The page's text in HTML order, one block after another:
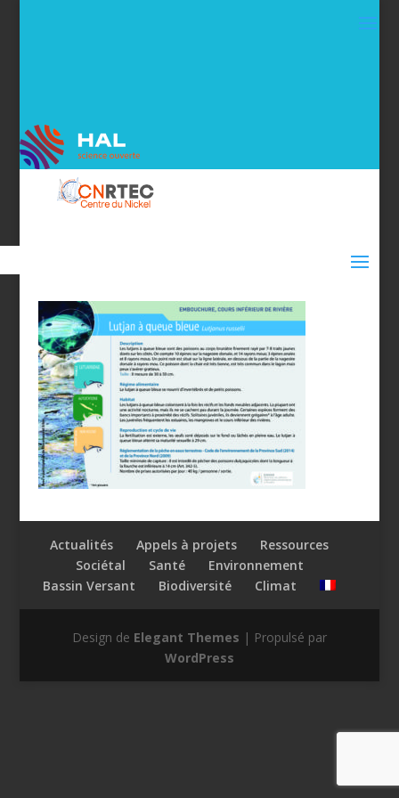
Actualités Appels à projets
Ressources
Sociétal
Santé
Environnement
Bassin Versant
Biodiversité Climat
Design de Elegant Themes | Propulsé par
WordPress